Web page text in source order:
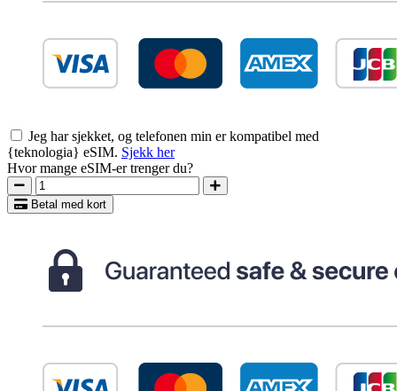
Jeg har sjekket, og telefonen min er kompatibel med
{teknologia} eSIM. Sjekk her
Hvor mange eSIM-er trenger du?
Betal med kort